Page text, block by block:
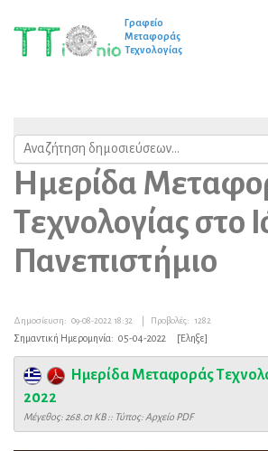
Γραφείο
Μεταφοράς
Τεχνολογίας
Ημερίδα
Τεχνολογίας στο
Πανεπιστήμιο
Δημοσίευση: 09-08-2022 18:32 Προβολές: 1282
Σημαντική Ημερομηνία: 05-04-2022 [Έληξε]
Ημερίδα Μεταφοράς
2022
Mέγεθος: 268.01 KB :: Τύπος: Αρχείο PDF